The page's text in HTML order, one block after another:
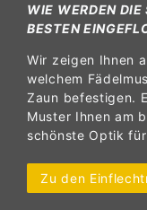
WIE WERDEN
BESTEN
Wir zeigen Ihnen
welchem
Zaun befestigen.
Muster Ihnen am
schönste Optik
Zu den